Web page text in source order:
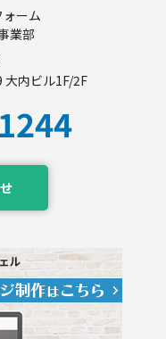
ーム
業部
内ビル1F/2F